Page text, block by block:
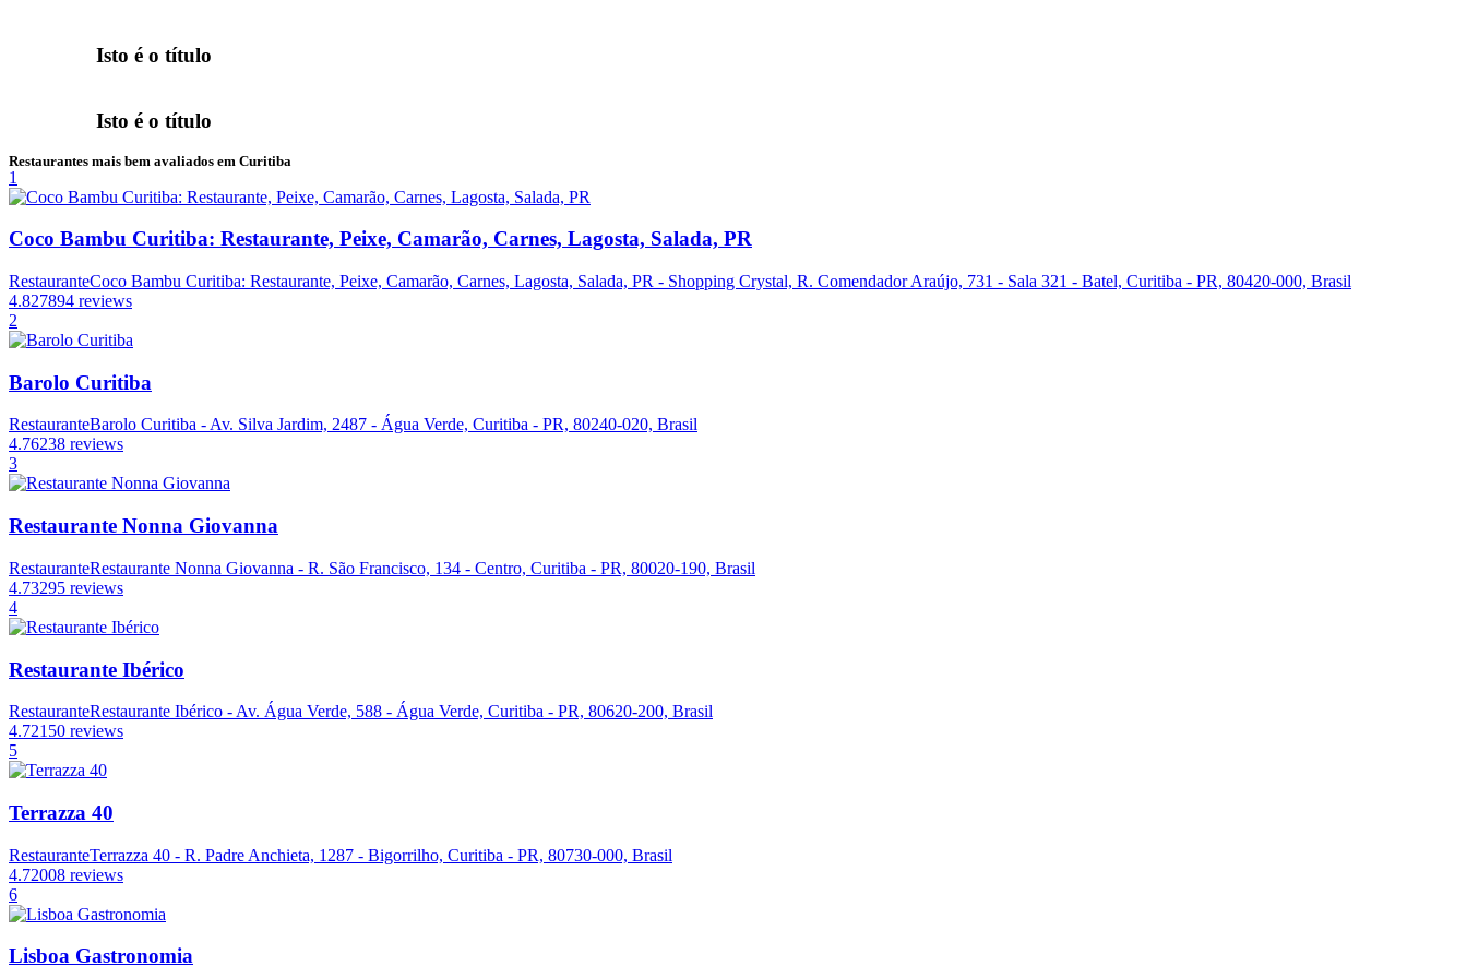
Isto é o título
Isto é o título
Restaurantes mais bem avaliados em Curitiba
1
Coco Bambu Curitiba: Restaurante, Peixe, Camarão, Carnes, Lagosta, Salada, PR
RestauranteCoco Bambu Curitiba: Restaurante, Peixe, Camarão, Carnes, Lagosta, Salada, PR - Shopping Crystal, R. Comendador Araújo, 731 - Sala 321 - Batel, Curitiba - PR, 80420-000, Brasil
4.827894 reviews
2
Barolo Curitiba
RestauranteBarolo Curitiba - Av. Silva Jardim, 2487 - Água Verde, Curitiba - PR, 80240-020, Brasil
4.76238 reviews
3
Restaurante Nonna Giovanna
RestauranteRestaurante Nonna Giovanna - R. São Francisco, 134 - Centro, Curitiba - PR, 80020-190, Brasil
4.73295 reviews
4
Restaurante Ibérico
RestauranteRestaurante Ibérico - Av. Água Verde, 588 - Água Verde, Curitiba - PR, 80620-200, Brasil
4.72150 reviews
5
Terrazza 40
RestauranteTerrazza 40 - R. Padre Anchieta, 1287 - Bigorrilho, Curitiba - PR, 80730-000, Brasil
4.72008 reviews
6
Lisboa Gastronomia